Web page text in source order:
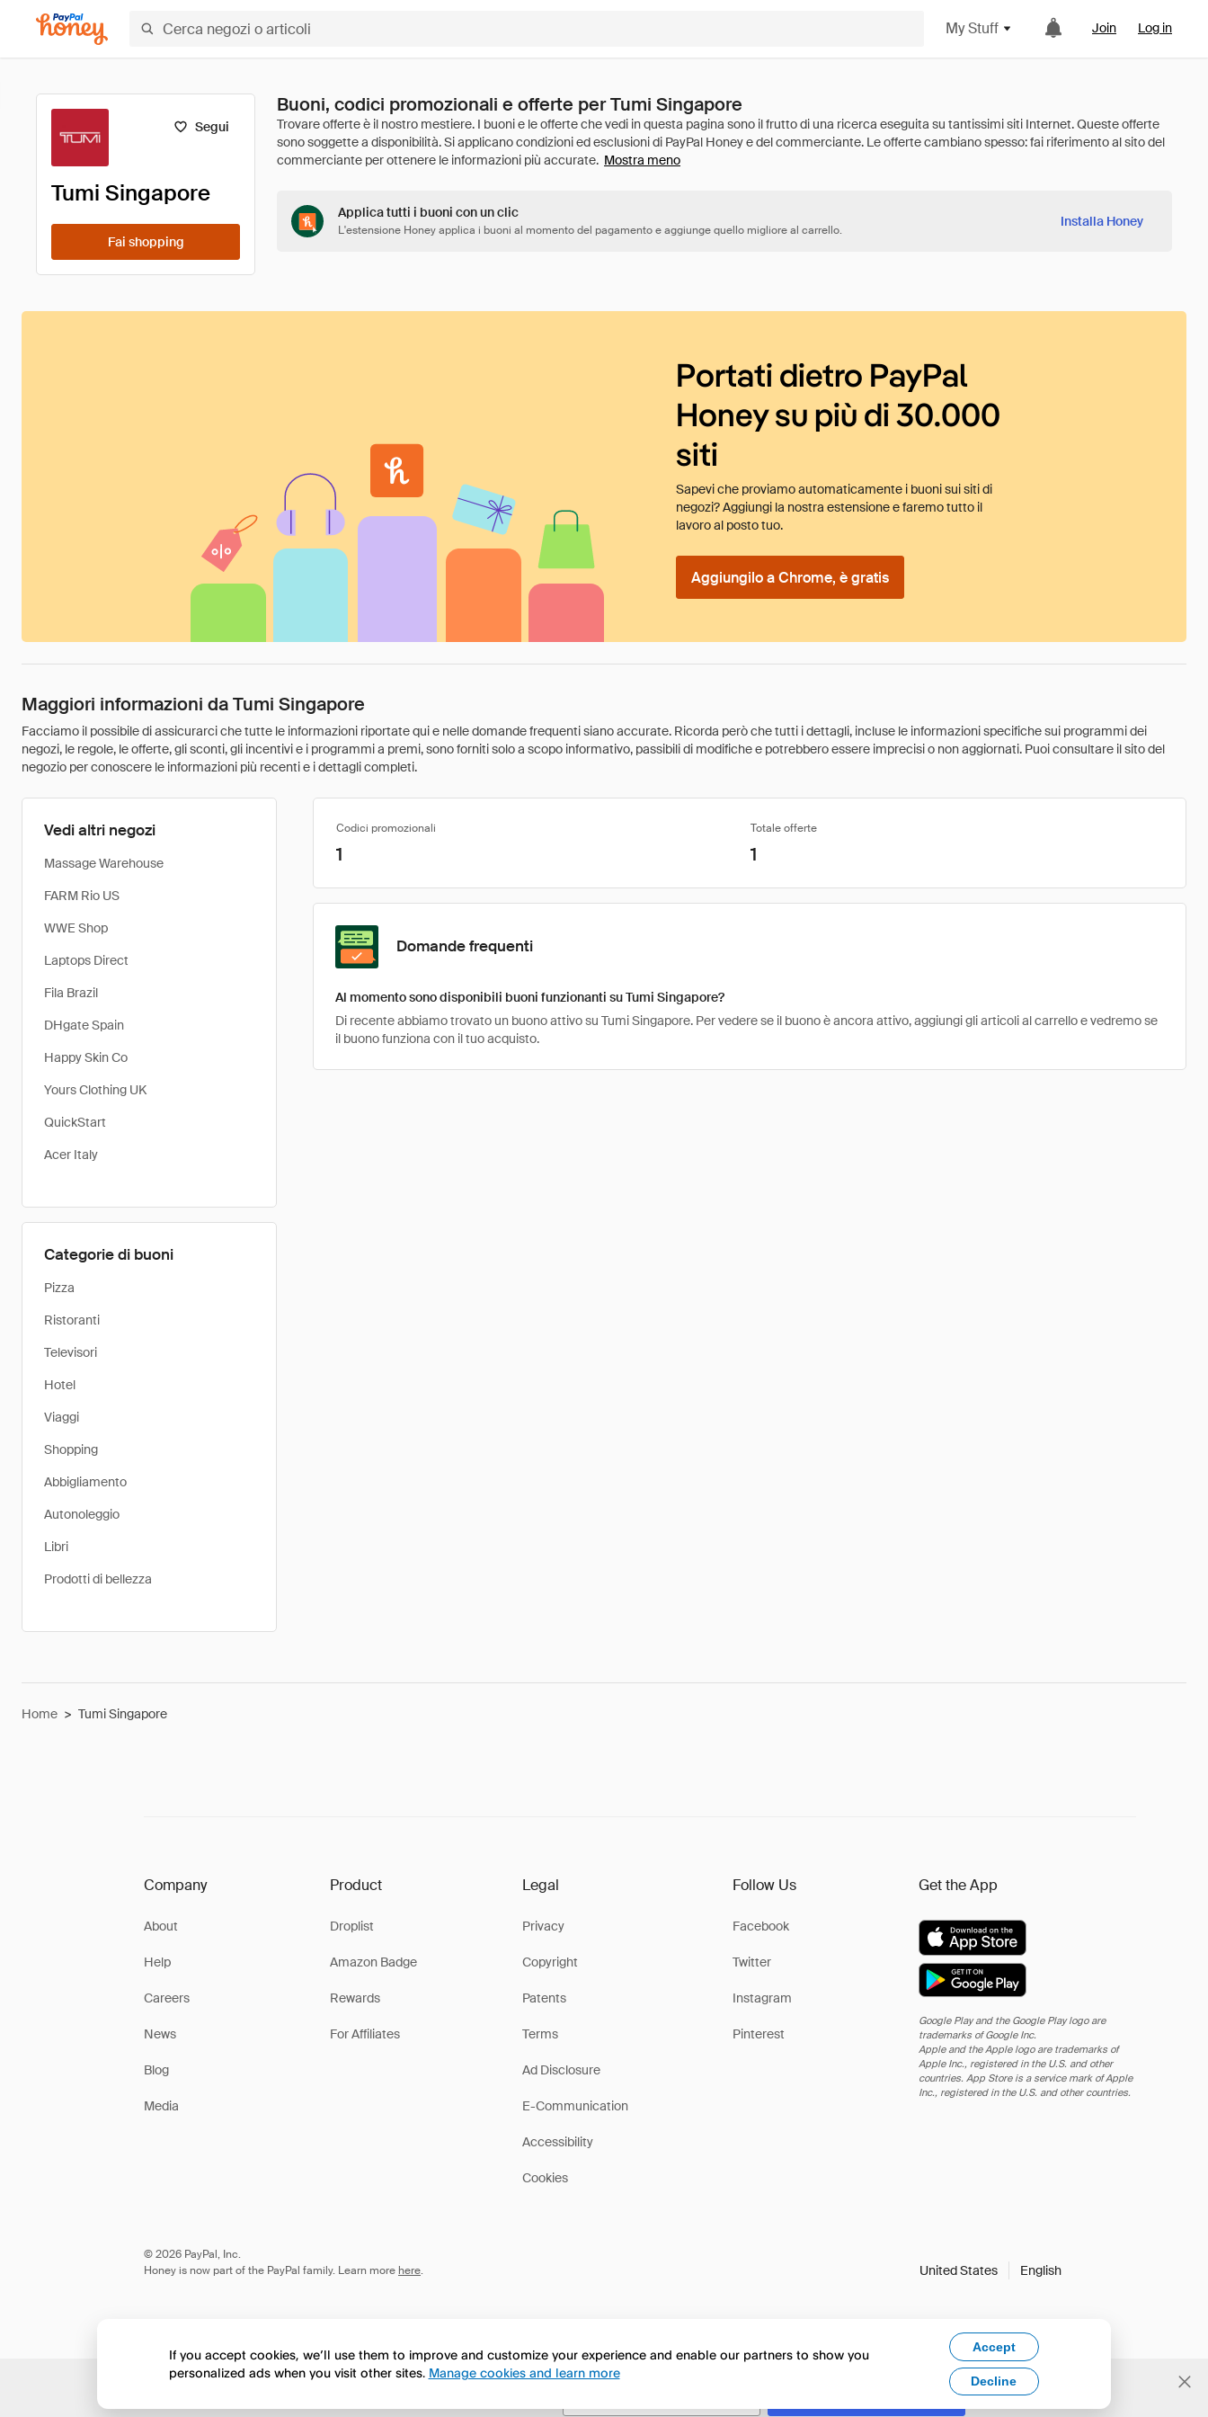
My Stuff Join Log in
Segui
Tumi Singapore
Fai shopping
Buoni, codici promozionali e offerte per Tumi Singapore
Mostra meno
Applica tutti i buoni con un clic
L'estensione Honey applica i buoni al momento del pagamento e aggiunge quello migliore al carrello.
Installa Honey
Portati dietro PayPal
Honey su più di 30.000
siti
Sapevi che proviamo automaticamente i buoni sui siti di
negozi? Aggiungi la nostra estensione e faremo tutto il
lavoro al posto tuo.
Aggiungilo a Chrome, è gratis
Maggiori informazioni da Tumi Singapore
Facciamo il possibile di assicurarci che tutte le informazioni riportate qui e nelle domande frequenti siano accurate. Ricorda però che tutti i dettagli, incluse le informazioni specifiche sui programmi dei
negozi, le regole, le offerte, gli sconti, gli incentivi e i programmi a premi, sono forniti solo a scopo informativo, passibili di modifiche e potrebbero essere imprecisi o non aggiornati. Puoi consultare il sito del
negozio per conoscere le informazioni più recenti e i dettagli completi.
Vedi altri negozi
Massage Warehouse
FARM Rio US
WWE Shop
Laptops Direct
Fila Brazil
DHgate Spain
Happy Skin Co
Yours Clothing UK
QuickStart
Acer Italy
Categorie di buoni
Pizza
Ristoranti
Televisori
Hotel
Viaggi
Shopping
Abbigliamento
Autonoleggio
Libri
Prodotti di bellezza
Codici promozionali Totale offerte
1 1
Domande frequenti
Al momento sono disponibili buoni funzionanti su Tumi Singapore?
Di recente abbiamo trovato un buono attivo su Tumi Singapore. Per vedere se il buono è ancora attivo, aggiungi gli articoli al carrello e vedremo se
il buono funziona con il tuo acquisto.
Home > Tumi Singapore
Company
About
Help
Careers
News
Blog
Media
Product
Droplist
Amazon Badge
Rewards
For Affiliates
Legal
Privacy
Copyright
Patents
Terms
Ad Disclosure
E-Communication
Accessibility
Cookies
Follow Us
Facebook
Twitter
Instagram
Pinterest
Get the App
Google Play and the Google Play logo are
trademarks of Google Inc.
Apple and the Apple logo are trademarks of
Apple Inc., registered in the U.S. and other
countries. App Store is a service mark of Apple
Inc., registered in the U.S. and other countries.
© 2026 PayPal, Inc.
Honey is now part of the PayPal family. Learn more here. United States English
If you accept cookies, we’ll use them to improve and customize your experience and enable our partners to show you
personalized ads when you visit other sites. Manage cookies and learn more
Accept
Decline